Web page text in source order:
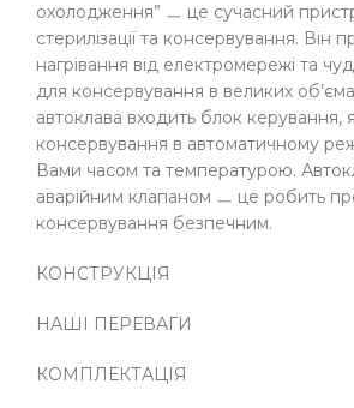
охолодження” ㅡ це сучасний
стерилізації та консервування. Він
нагрівання від електромережі та
для консервування в великих
автоклава входить блок керування,
консервування в автоматичному
Вами часом та температурою.
аварійним клапаном ㅡ це робить
консервування безпечним.
КОНСТРУКЦІЯ
НАШІ ПЕРЕВАГИ
КОМПЛЕКТАЦІЯ